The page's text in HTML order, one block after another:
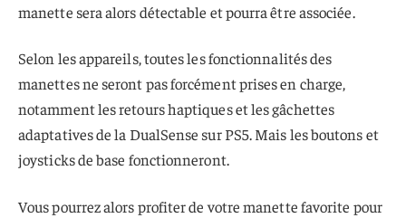
manette sera alors détectable et pourra être associée.
Selon les appareils, toutes les fonctionnalités des
manettes ne seront pas forcément prises en charge,
notamment les retours haptiques et les gâchettes
adaptatives de la DualSense sur PS5. Mais les boutons et
joysticks de base fonctionneront.
Vous pourrez alors profiter de votre manette favorite pour